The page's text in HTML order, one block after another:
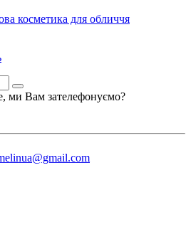
косметика для обличчя
ми Вам зателефонуємо?